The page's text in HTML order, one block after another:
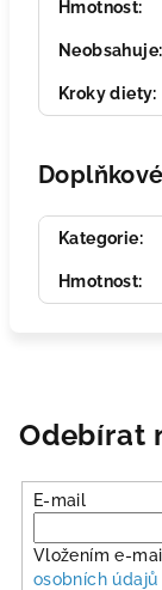
Hmotnost:
Neobsahuje:
Kroky diety:
Kategorie:
Hmotnost:
Odebírat
E-mail
Vložením e-
osobních údajů